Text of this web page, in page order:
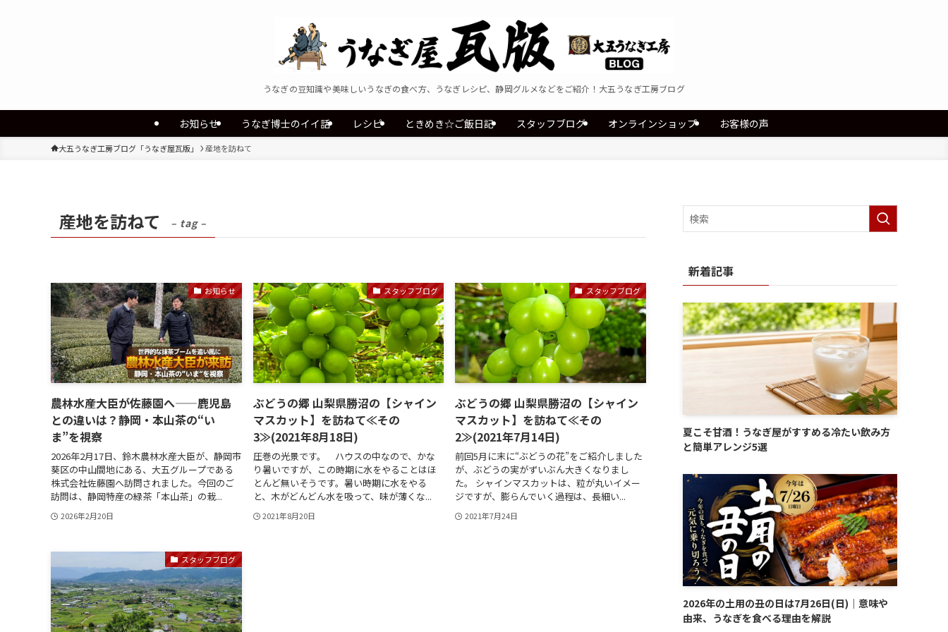
うなぎの豆知識や美味しいうなぎの食べ方、うなぎレシピ、静岡グルメなどをご紹介！大五うなぎ工房ブログ
お知らせ うなぎ博士のイイ話 レシピ ときめき☆ご飯日記 スタッフブログ オンラインショップ お客様の声
大五うなぎ工房ブログ「うなぎ屋瓦版」 産地を訪ねて
産地を訪ねて – tag –
お知らせ
農林水産大臣が佐藤園へ——鹿児島
との違いは？静岡・本山茶の“い
ま”を視察
2026年2月17日、鈴木農林水産大臣が、静岡市
葵区の中山間地にある、大五グループである
株式会社佐藤園へ訪問されました。今回のご
訪問は、静岡特産の緑茶「本山茶」の栽...
2026年2月20日
スタッフブログ
ぶどうの郷 山梨県勝沼の【シャイン
マスカット】を訪ねて≪その
3≫(2021年8月18日)
圧巻の光景です。 ハウスの中なので、かな
り暑いですが、この時期に水をやることはほ
とんど無いそうです。暑い時期に水をやる
と、木がどんどん水を吸って、味が薄くな...
2021年8月20日
スタッフブログ
ぶどうの郷 山梨県勝沼の【シャイン
マスカット】を訪ねて≪その
2≫(2021年7月14日)
前回5月に末に“ぶどうの花”をご紹介しました
が、ぶどうの実がずいぶん大きくなりまし
た。 シャインマスカットは、粒が丸いイメー
ジですが、膨らんでいく過程は、長細い...
2021年7月24日
スタッフブログ
新着記事
夏こそ甘酒！うなぎ屋がすすめる冷たい飲み方
と簡単アレンジ5選
2026年の土用の丑の日は7月26日(日)｜意味や
由来、うなぎを食べる理由を解説